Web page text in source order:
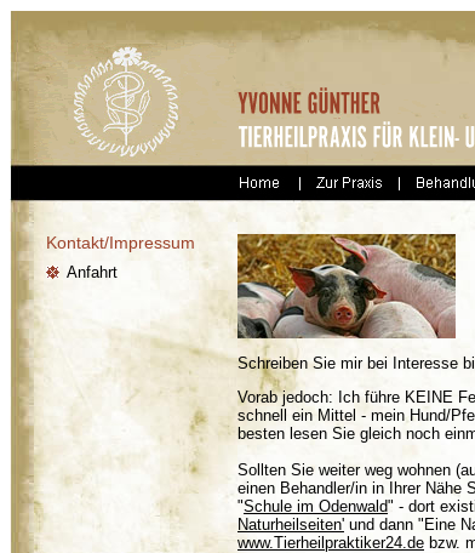
Kontakt/Impressum
Anfahrt
Schreiben Sie mir bei Interesse
Vorab jedoch: Ich führe KEINE
schnell ein Mittel - mein Hund/
besten lesen Sie gleich noch
Sollten Sie weiter weg wohnen
einen Behandler/in in Ihrer Nähe
"Schule im Odenwald" - dort
Naturheilseiten' und dann "Eine
www.Tierheilpraktiker24.de bzw.